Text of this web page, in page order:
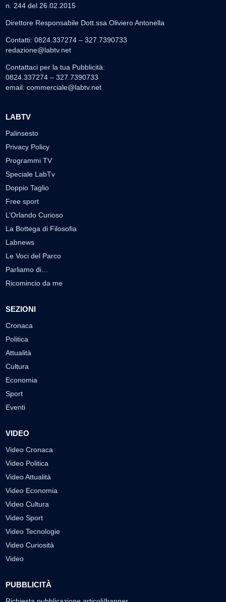
n. 244 del 26.02.2015
Direttore Responsabile Dott.ssa Oliviero Antonella
Contatti: 0824.337274 – 327.7390733
redazione@labtv.net
Contattaci per la tua Pubblicità:
0824.337274 – 327.7390733
email: commerciale@labtv.net
LABTV
Palinsesto
Privacy Policy
Programmi TV
Speciale LabTv
Doppio Taglio
Free sport
L’Orlando Curioso
La Bottega di Filosofia
Labnews
Le Voci del Parco
Parliamo di…
Ricomincio da me
SEZIONI
Cronaca
Politica
Attualità
Cultura
Economia
Sport
Eventi
VIDEO
Video Cronaca
Video Politica
Video Attualità
Video Economia
Video Cultura
Video Sport
Video Tecnologie
Video Curiosità
Video
PUBBLICITÀ